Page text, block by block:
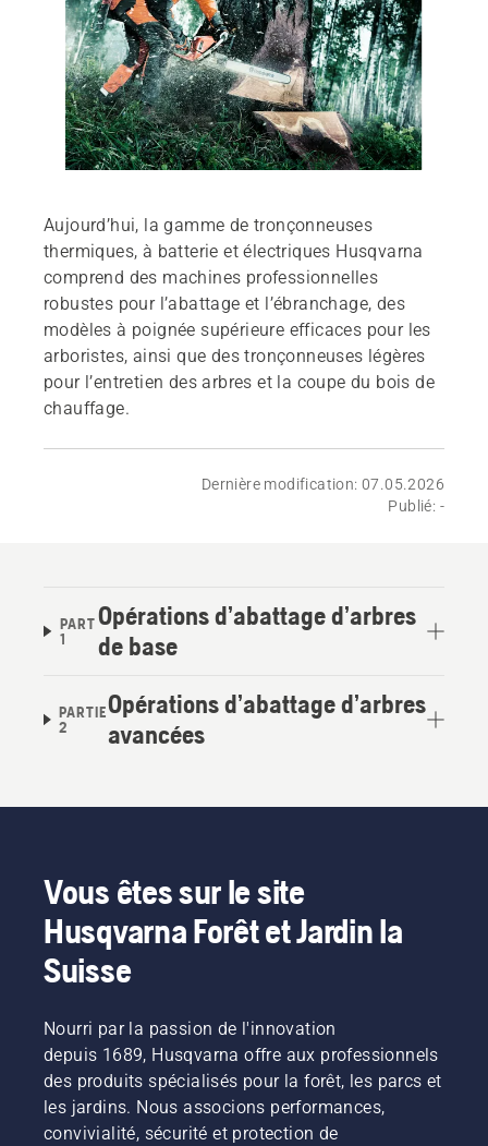
Aujourd’hui, la gamme de tronçonneuses
thermiques, à batterie et électriques Husqvarna
comprend des machines professionnelles
robustes pour l’abattage et l’ébranchage, des
modèles à poignée supérieure efficaces pour les
arboristes, ainsi que des tronçonneuses légères
pour l’entretien des arbres et la coupe du bois de
chauffage.
Dernière modification: 07.05.2026
Publié: -
PART
1
Opérations d’abattage d’arbres
de base
PARTIE
2
Opérations d’abattage d’arbres
avancées
Vous êtes sur le site
Husqvarna Forêt et Jardin la
Suisse
Nourri par la passion de l'innovation
depuis 1689, Husqvarna offre aux professionnels
des produits spécialisés pour la forêt, les parcs et
les jardins. Nous associons performances,
convivialité, sécurité et protection de